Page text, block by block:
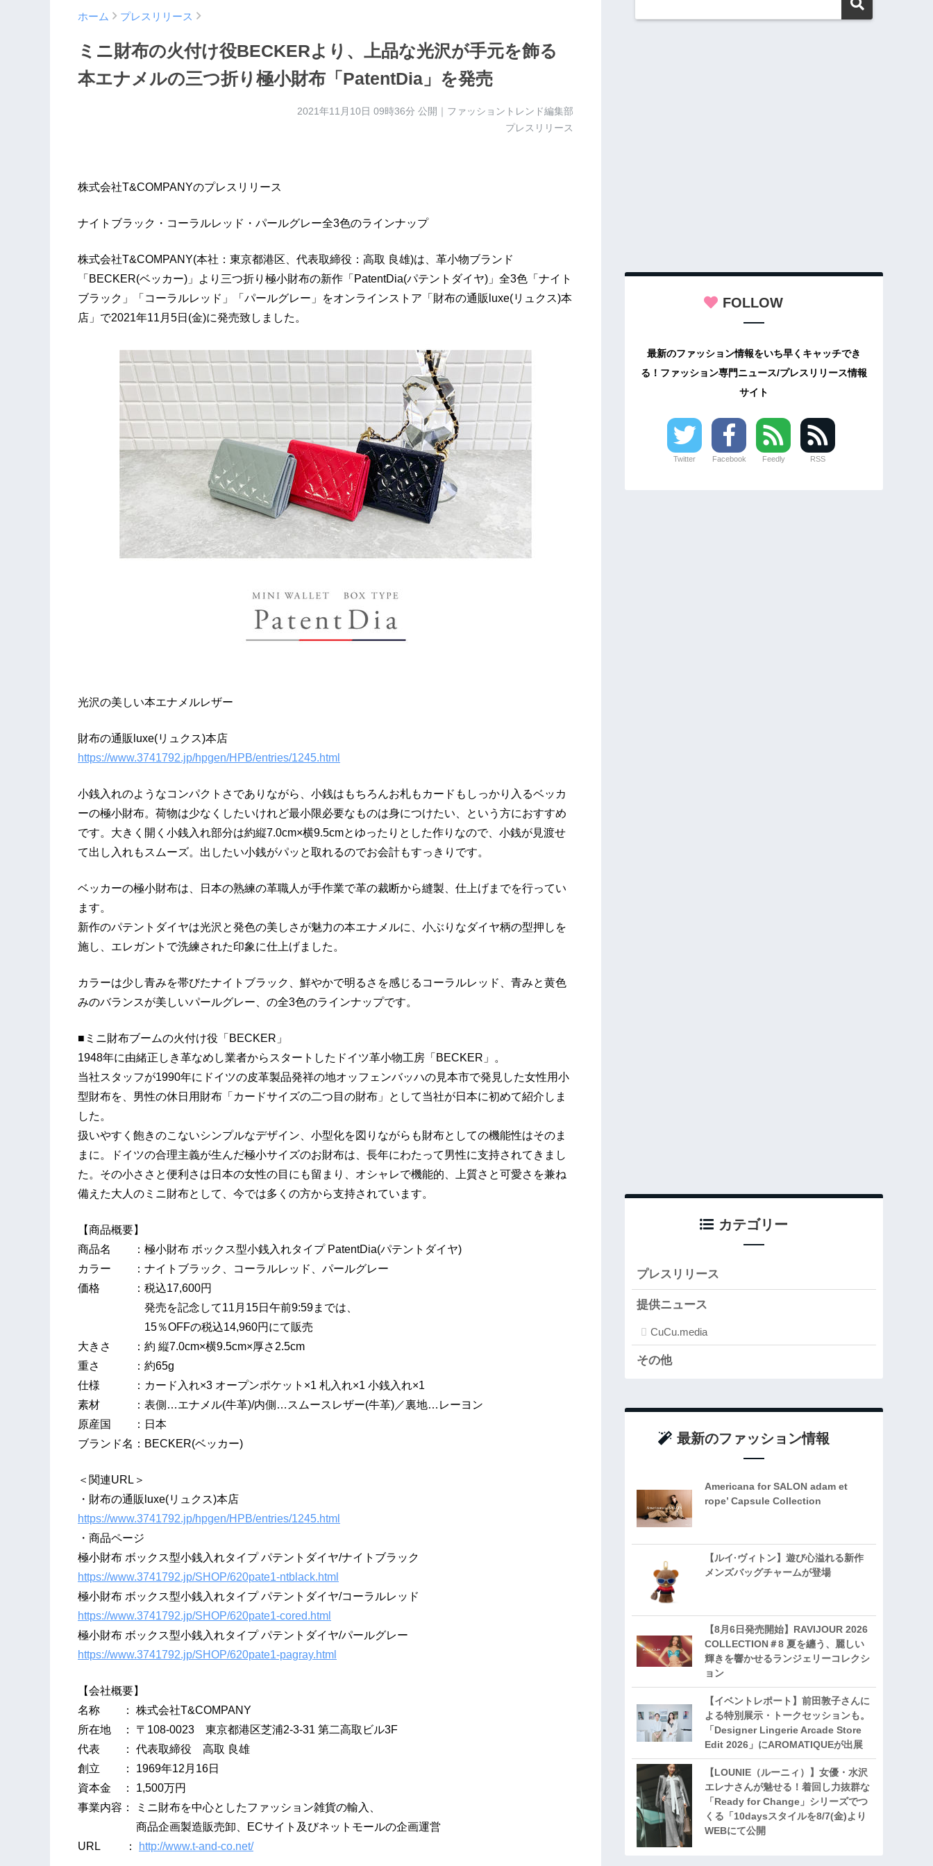
ホーム プレスリリース
ミニ財布の火付け役BECKERより、上品な光沢が手元を飾る
本エナメルの三つ折り極小財布「PatentDia」を発売
2021年11月10日 09時36分 公開｜ファッショントレンド編集部
プレスリリース
株式会社T&COMPANYのプレスリリース
ナイトブラック・コーラルレッド・パールグレー全3色のラインナップ
株式会社T&COMPANY(本社：東京都港区、代表取締役：高取 良雄)は、革小物ブランド
「BECKER(ベッカー)」より三つ折り極小財布の新作「PatentDia(パテントダイヤ)」全3色「ナイト
ブラック」「コーラルレッド」「パールグレー」をオンラインストア「財布の通販luxe(リュクス)本
店」で2021年11月5日(金)に発売致しました。
光沢の美しい本エナメルレザー
財布の通販luxe(リュクス)本店
https://www.3741792.jp/hpgen/HPB/entries/1245.html
小銭入れのようなコンパクトさでありながら、小銭はもちろんお札もカードもしっかり入るベッカ
ーの極小財布。荷物は少なくしたいけれど最小限必要なものは身につけたい、という方におすすめ
です。大きく開く小銭入れ部分は約縦7.0cm×横9.5cmとゆったりとした作りなので、小銭が見渡せ
て出し入れもスムーズ。出したい小銭がパッと取れるのでお会計もすっきりです。
ベッカーの極小財布は、日本の熟練の革職人が手作業で革の裁断から縫製、仕上げまでを行ってい
ます。
新作のパテントダイヤは光沢と発色の美しさが魅力の本エナメルに、小ぶりなダイヤ柄の型押しを
施し、エレガントで洗練された印象に仕上げました。
カラーは少し青みを帯びたナイトブラック、鮮やかで明るさを感じるコーラルレッド、青みと黄色
みのバランスが美しいパールグレー、の全3色のラインナップです。
■ミニ財布ブームの火付け役「BECKER」
1948年に由緒正しき革なめし業者からスタートしたドイツ革小物工房「BECKER」。
当社スタッフが1990年にドイツの皮革製品発祥の地オッフェンバッハの見本市で発見した女性用小
型財布を、男性の休日用財布「カードサイズの二つ目の財布」として当社が日本に初めて紹介しま
した。
扱いやすく飽きのこないシンプルなデザイン、小型化を図りながらも財布としての機能性はそのま
まに。ドイツの合理主義が生んだ極小サイズのお財布は、長年にわたって男性に支持されてきまし
た。その小ささと便利さは日本の女性の目にも留まり、オシャレで機能的、上質さと可愛さを兼ね
備えた大人のミニ財布として、今では多くの方から支持されています。
【商品概要】
商品名 ：極小財布 ボックス型小銭入れタイプ PatentDia(パテントダイヤ)
カラー ：ナイトブラック、コーラルレッド、パールグレー
価格 ：税込17,600円
発売を記念して11月15日午前9:59までは、
15％OFFの税込14,960円にて販売
大きさ ：約 縦7.0cm×横9.5cm×厚さ2.5cm
重さ ：約65g
仕様 ：カード入れ×3 オープンポケット×1 札入れ×1 小銭入れ×1
素材 ：表側…エナメル(牛革)/内側…スムースレザー(牛革)／裏地…レーヨン
原産国 ：日本
ブランド名：BECKER(ベッカー)
＜関連URL＞
・財布の通販luxe(リュクス)本店
https://www.3741792.jp/hpgen/HPB/entries/1245.html
・商品ページ
極小財布 ボックス型小銭入れタイプ パテントダイヤ/ナイトブラック
https://www.3741792.jp/SHOP/620pate1-ntblack.html
極小財布 ボックス型小銭入れタイプ パテントダイヤ/コーラルレッド
https://www.3741792.jp/SHOP/620pate1-cored.html
極小財布 ボックス型小銭入れタイプ パテントダイヤ/パールグレー
https://www.3741792.jp/SHOP/620pate1-pagray.html
【会社概要】
名称 ： 株式会社T&COMPANY
所在地 ： 〒108-0023 東京都港区芝浦2-3-31 第二高取ビル3F
代表 ： 代表取締役 高取 良雄
創立 ： 1969年12月16日
資本金 ： 1,500万円
事業内容： ミニ財布を中心としたファッション雑貨の輸入、
商品企画製造販売卸、ECサイト及びネットモールの企画運営
URL ：
http://www.t-and-co.net/
FOLLOW
最新のファッション情報をいち早くキャッチでき
る！ファッション専門ニュース/プレスリリース情報
サイト
Twitter Facebook Feedly RSS
カテゴリー
プレスリリース
提供ニュース
CuCu.media
その他
最新のファッション情報
Americana for SALON adam et
rope’ Capsule Collection
【ルイ·ヴィトン】遊び心溢れる新作
メンズバッグチャームが登場
【8月6日発売開始】RAVIJOUR 2026
COLLECTION＃8 夏を纏う、麗しい
輝きを響かせるランジェリーコレクシ
ョン
【イベントレポート】前田敦子さんに
よる特別展示・トークセッションも。
「Designer Lingerie Arcade Store
Edit 2026」にAROMATIQUEが出展
【LOUNIE（ルーニィ）】女優・水沢
エレナさんが魅せる！着回し力抜群な
「Ready for Change」シリーズでつ
くる「10daysスタイルを8/7(金)より
WEBにて公開